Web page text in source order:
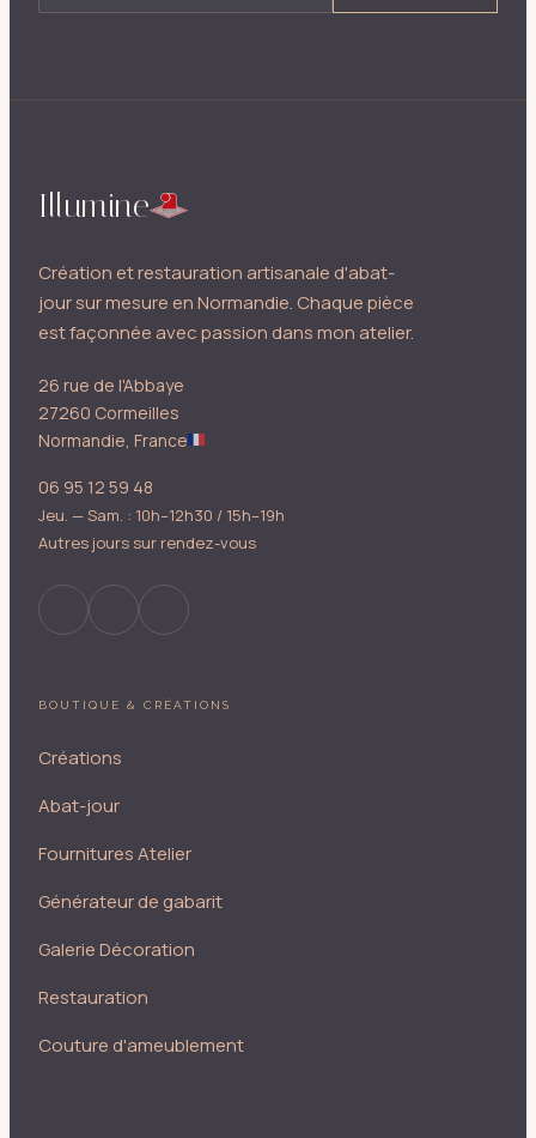
Illumine
Création et restauration artisanale d'abat-
jour sur mesure en Normandie. Chaque pièce
est façonnée avec passion dans mon atelier.
26 rue de l'Abbaye
27260 Cormeilles
Normandie, France
06 95 12 59 48
Jeu. — Sam. : 10h–12h30 / 15h–19h
Autres jours sur rendez-vous
BOUTIQUE & CRÉATIONS
Créations
Abat-jour
Fournitures Atelier
Générateur de gabarit
Galerie Décoration
Restauration
Couture d'ameublement